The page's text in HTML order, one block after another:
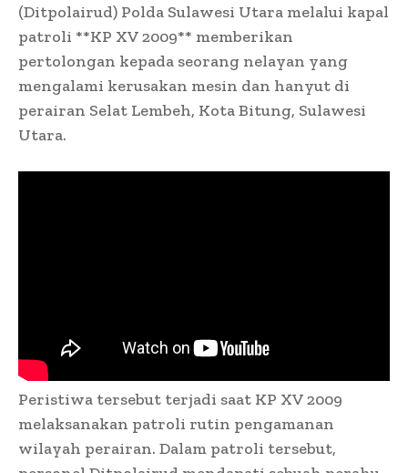
(Ditpolairud) Polda Sulawesi Utara melalui kapal
patroli **KP XV 2009** memberikan
pertolongan kepada seorang nelayan yang
mengalami kerusakan mesin dan hanyut di
perairan Selat Lembeh, Kota Bitung, Sulawesi
Utara.
Peristiwa tersebut terjadi saat KP XV 2009
melaksanakan patroli rutin pengamanan
wilayah perairan. Dalam patroli tersebut,